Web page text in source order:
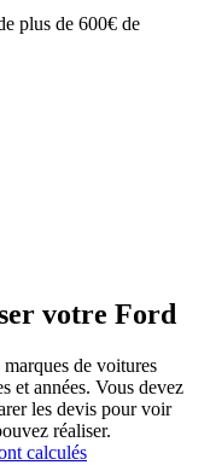
plus de 600€ de
votre Ford
de voitures
et années. Vous devez
les devis pour voir
réaliser.
calculés